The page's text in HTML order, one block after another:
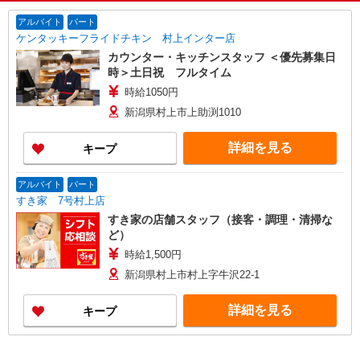
アルバイト パート
ケンタッキーフライドチキン 村上インター店
カウンター・キッチンスタッフ ＜優先募集日
時＞土日祝 フルタイム
時給1050円
新潟県村上市上助渕1010
キープ 詳細を見る
アルバイト パート
すき家 7号村上店
すき家の店舗スタッフ（接客・調理・清掃な
ど）
時給1,500円
新潟県村上市村上字牛沢22-1
キープ 詳細を見る